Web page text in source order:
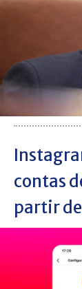
contas
partir